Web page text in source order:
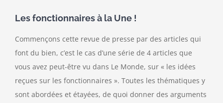
Agenda
Adhérer
Contact
Les fonctionnaires à la Une !
Commençons cette revue de presse par des articles qui
font du bien, c’est le cas d’une série de 4 articles que
vous avez peut-être vu dans Le Monde, sur « les idées
reçues sur les fonctionnaires ». Toutes les thématiques y
sont abordées et étayées, de quoi donner des arguments